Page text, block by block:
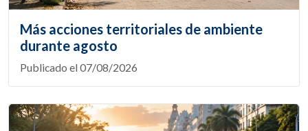
Más acciones territoriales de ambiente
durante agosto
Publicado el 07/08/2026